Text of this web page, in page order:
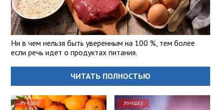
Ни в чем нельзя быть уверенным на 100 %, тем более
если речь идет о продуктах питания.
ЧИТАТЬ ПОЛНОСТЬЮ
ЛУЧШЕЕ ЛУЧШЕЕ